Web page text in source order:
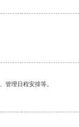
管理日程安排等。